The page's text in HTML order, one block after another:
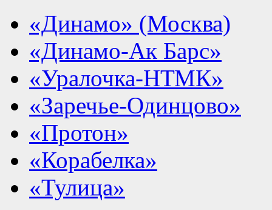
«Динамо» (Москва)
«Динамо-Ак Барс»
«Уралочка-НТМК»
«Заречье-Одинцово»
«Протон»
«Корабелка»
«Тулица»